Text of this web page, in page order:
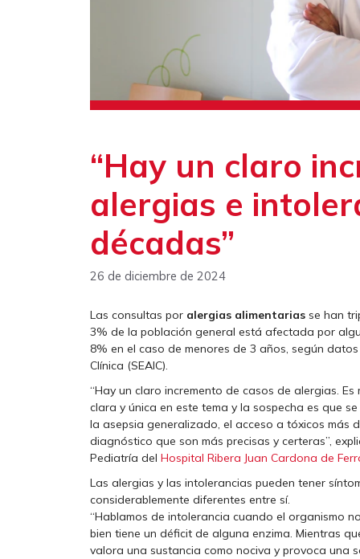
“Hay un claro
alergias e
décadas”
26 de diciembre de 2024
Las consultas por alergias alimentarias se han
3% de la población general está afectada por
8% en el caso de menores de 3 años, según
Clínica (SEAIC).
“Hay un claro incremento de casos de alergias.
clara y única en este tema y la sospecha es que
la asepsia generalizado, el acceso a tóxicos más
diagnóstico que son más precisas y certeras”,
Pediatría del Hospital Ribera Juan Cardona de
Las alergias y las intolerancias pueden tener
considerablemente diferentes entre sí.
“Hablamos de intolerancia cuando el organismo
bien tiene un déficit de alguna enzima. Mientras
valora una sustancia como nociva y provoca una